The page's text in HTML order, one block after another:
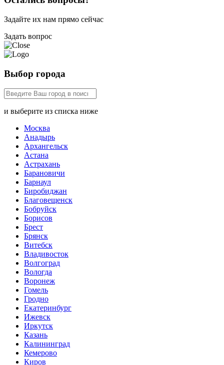
Задайте их нам прямо сейчас
Задать вопрос
Выбор города
и выберите из списка ниже
Москва
Анадырь
Архангельск
Астана
Астрахань
Барановичи
Барнаул
Биробиджан
Благовещенск
Бобруйск
Борисов
Брест
Брянск
Витебск
Владивосток
Волгоград
Вологда
Воронеж
Гомель
Гродно
Екатеринбург
Ижевск
Иркутск
Казань
Калининград
Кемерово
Киров